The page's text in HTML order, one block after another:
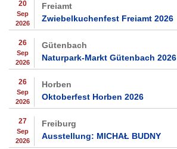
20
Sep
2026
Freiamt
Zwiebelkuchenfest Freiamt 2026
26
Sep
2026
Gütenbach
Naturpark-Markt Gütenbach 2026
26
Sep
2026
Horben
Oktoberfest Horben 2026
27
Sep
2026
Freiburg
Ausstellung: MICHAŁ BUDNY